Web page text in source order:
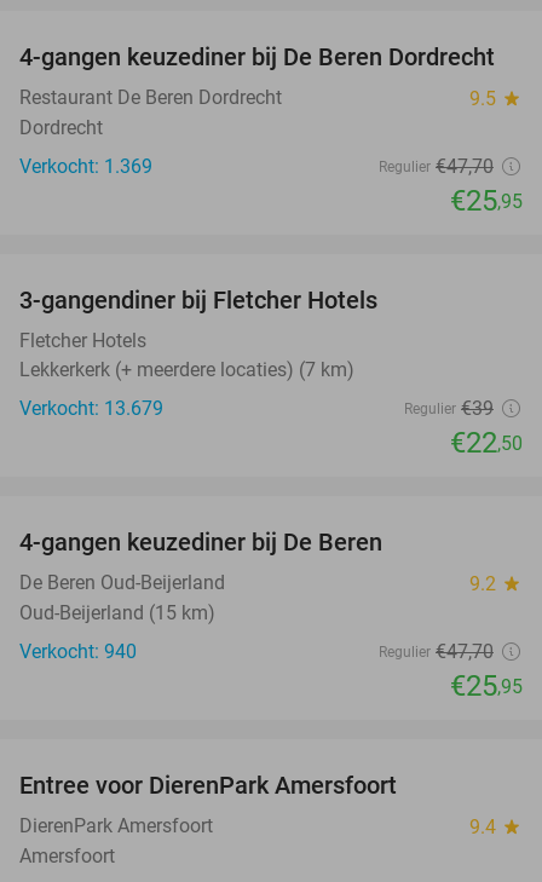
46%
4-gangen keuzediner bij De Beren Dordrecht
Restaurant De Beren Dordrecht 9.5 star
Dordrecht
Verkocht: 1.369
Regulier €47,70
€25,95
3-gangendiner bij Fletcher Hotels
Fletcher Hotels
Lekkerkerk (+ meerdere locaties) (7 km)
Verkocht: 13.679
Regulier €39
€22,50
4-gangen keuzediner bij De Beren
De Beren Oud-Beijerland 9.2 star
Oud-Beijerland (15 km)
Verkocht: 940
Regulier €47,70
€25,95
Entree voor DierenPark Amersfoort
DierenPark Amersfoort 9.4 star
Amersfoort